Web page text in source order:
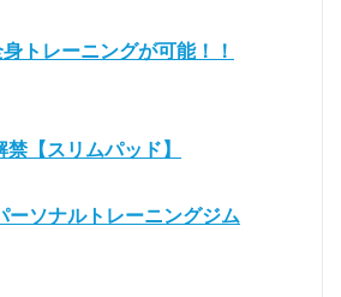
トレーニングが可能！！
【スリムパッド】
ーソナルトレーニングジム